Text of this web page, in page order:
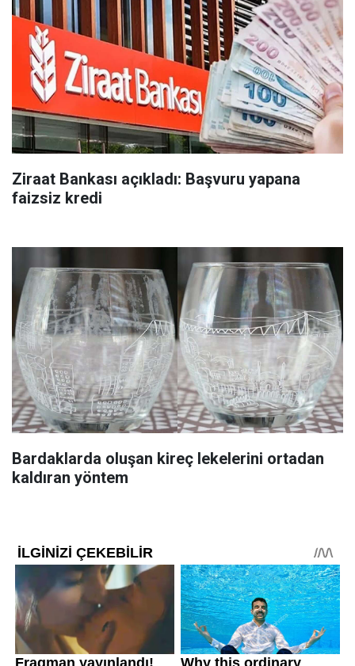
Ziraat Bankası açıkladı: Başvuru yapana
faizsiz kredi
Bardaklarda oluşan kireç lekelerini ortadan
kaldıran yöntem